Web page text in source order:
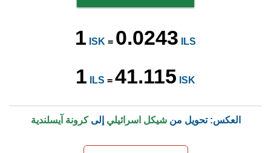
1 ISK = 0.0243 ILS
1 ILS = 41.115 ISK
العكس: تحويل منشيكل اسرائيلي إلىكرونة آيسلندية